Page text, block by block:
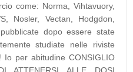
come: Norma, Vihtavuory,
Nosler, Vectan, Hodgdon,
dopo essere state
studiate nelle riviste
Io per abitudine CONSIGLIO